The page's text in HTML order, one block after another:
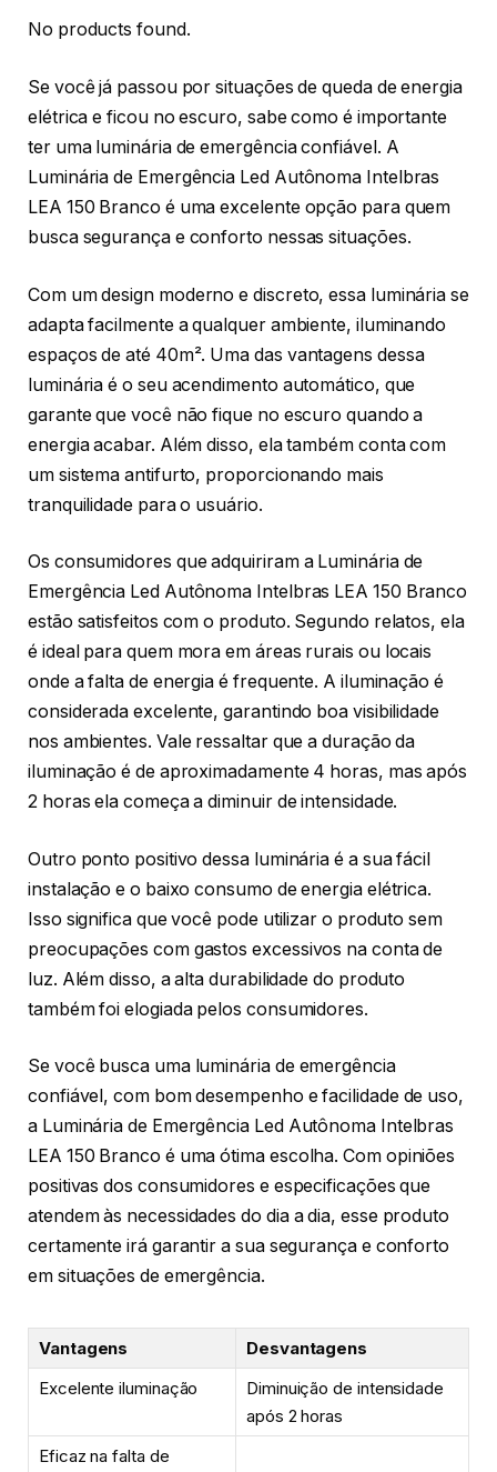
No products found.
Se você já passou por situações de queda de energia
elétrica e ficou no escuro, sabe como é importante
ter uma luminária de emergência confiável. A
Luminária de Emergência Led Autônoma Intelbras
LEA 150 Branco é uma excelente opção para quem
busca segurança e conforto nessas situações.
Com um design moderno e discreto, essa luminária se
adapta facilmente a qualquer ambiente, iluminando
espaços de até 40m². Uma das vantagens dessa
luminária é o seu acendimento automático, que
garante que você não fique no escuro quando a
energia acabar. Além disso, ela também conta com
um sistema antifurto, proporcionando mais
tranquilidade para o usuário.
Os consumidores que adquiriram a Luminária de
Emergência Led Autônoma Intelbras LEA 150 Branco
estão satisfeitos com o produto. Segundo relatos, ela
é ideal para quem mora em áreas rurais ou locais
onde a falta de energia é frequente. A iluminação é
considerada excelente, garantindo boa visibilidade
nos ambientes. Vale ressaltar que a duração da
iluminação é de aproximadamente 4 horas, mas após
2 horas ela começa a diminuir de intensidade.
Outro ponto positivo dessa luminária é a sua fácil
instalação e o baixo consumo de energia elétrica.
Isso significa que você pode utilizar o produto sem
preocupações com gastos excessivos na conta de
luz. Além disso, a alta durabilidade do produto
também foi elogiada pelos consumidores.
Se você busca uma luminária de emergência
confiável, com bom desempenho e facilidade de uso,
a Luminária de Emergência Led Autônoma Intelbras
LEA 150 Branco é uma ótima escolha. Com opiniões
positivas dos consumidores e especificações que
atendem às necessidades do dia a dia, esse produto
certamente irá garantir a sua segurança e conforto
em situações de emergência.
Vantagens
Desvantagens
Excelente iluminação
Diminuição de intensidade
após 2 horas
Eficaz na falta de